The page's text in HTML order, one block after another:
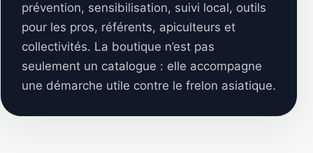
prévention, sensibilisation, suivi local, outils
pour les pros, référents, apiculteurs et
collectivités. La boutique n’est pas
seulement un catalogue : elle accompagne
une démarche utile contre le frelon asiatique.